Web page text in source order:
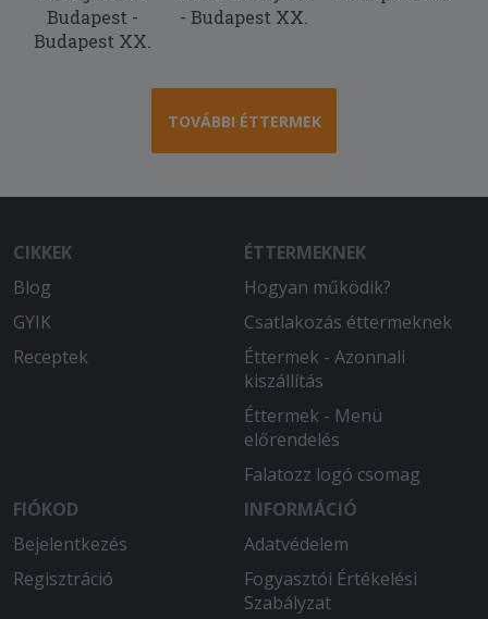
sok arra hasonlító íze van. Jelöltem,
hogy nagy címlettel fizetek, ehhez
futár pénzt váltson,mert pont
elfogyott a váltópénze. az egyetlen
pozitívum a rendelésben, hogy legalább
fel tudott hívni a futár.
A MacCheese nem volt a legjobb.
Nagyon sós volt és nagyonkevés volt
rajta a sajt ( pedig 3x chedarral van
Isteni finom volt és kellő adag
Budapest -
Budapest XX.
- Budapest XX.
TOVÁBBI ÉTTERMEK
CIKKEK
Blog
GYIK
Receptek
ÉTTERMEKNEK
Hogyan működik?
Csatlakozás éttermeknek
Éttermek - Azonnali
kiszállítás
Éttermek - Menü
előrendelés
Falatozz logó csomag
FIÓKOD
Bejelentkezés
Regisztráció
INFORMÁCIÓ
Adatvédelem
Fogyasztói Értékelési
Szabályzat